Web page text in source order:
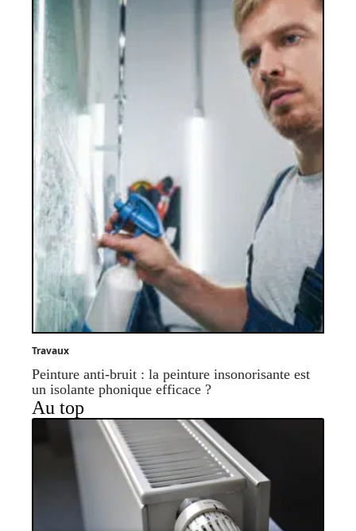
Travaux
Peinture anti-bruit : la peinture insonorisante est
un isolante phonique efficace ?
Au top